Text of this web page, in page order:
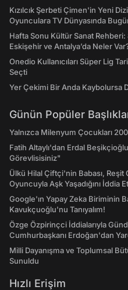
Kızılcık Şerbeti Çimen'in Yeni
Oyunculara TV Dünyasında
Hafta Sonu Kültür Sanat
Eskişehir ve Antalya’da Neler
Onedio Kullanıcıları Süper Lig
Seçti
Yer Çekimi Bir Anda Kaybolursa
Günün Popüler
Yalnızca Milenyum Çocukları
Fatih Altaylı'dan Erdal
Görevlisisiniz"
Ülkü Hilal Çiftçi'nin Babası, Reşit
Oyuncuyla Aşk Yaşadığını İddia
Google'ın Yapay Zeka Biriminin
Kavukçuoğlu'nu Tanıyalım!
Özge Özpirinçci İddialarıyla
Cumhurbaşkanı Erdoğan'dan
Milli Dayanışma ve Toplumsal
Sunuldu
Hızlı Erişim